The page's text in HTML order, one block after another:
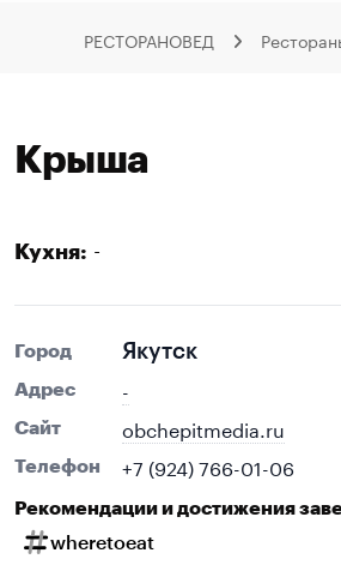
РЕСТОРАНОВЕД
Крыша
Кухня: -
Город Якутск
Адрес -
Сайт obchepitmedia.ru
Телефон +7 (924) 766-01-06
Рекомендации и достижения
wheretoeat